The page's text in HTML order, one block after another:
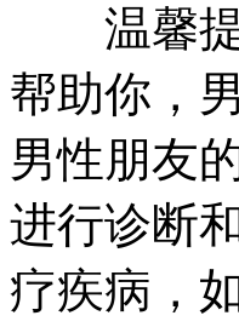
温馨提
帮助你，
男性朋友
进行诊断
疗疾病，